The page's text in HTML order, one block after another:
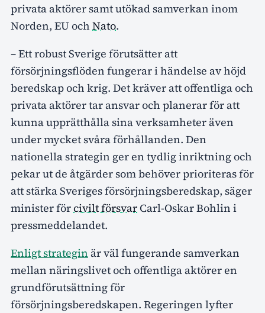
privata aktörer samt utökad samverkan inom
Norden, EU och Nato.
– Ett robust Sverige förutsätter att
försörjningsflöden fungerar i händelse av höjd
beredskap och krig. Det kräver att offentliga och
privata aktörer tar ansvar och planerar för att
kunna upprätthålla sina verksamheter även
under mycket svåra förhållanden. Den
nationella strategin ger en tydlig inriktning och
pekar ut de åtgärder som behöver prioriteras för
att stärka Sveriges försörjningsberedskap, säger
minister förcivilt försvar Carl-Oskar Bohlin i
pressmeddelandet.
Enligt strategin är väl fungerande samverkan
mellan näringslivet och offentliga aktörer en
grundförutsättning för
försörjningsberedskapen. Regeringen lyfter